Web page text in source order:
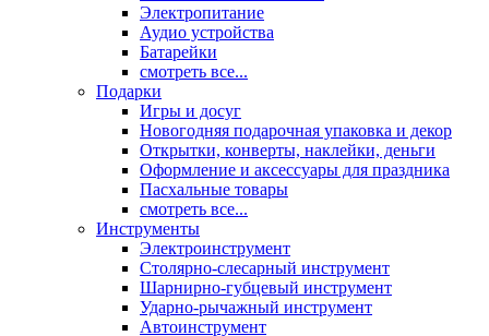
Электропитание
Аудио устройства
Батарейки
смотреть все...
Подарки
Игры и досуг
Новогодняя подарочная упаковка и декор
Открытки, конверты, наклейки, деньги
Оформление и аксессуары для праздника
Пасхальные товары
смотреть все...
Инструменты
Электроинструмент
Столярно-слесарный инструмент
Шарнирно-губцевый инструмент
Ударно-рычажный инструмент
Автоинструмент